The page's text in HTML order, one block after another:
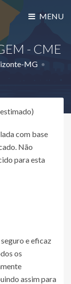
MENU
- CME
MG
com base
Não
para esta
e eficaz
os
assim para